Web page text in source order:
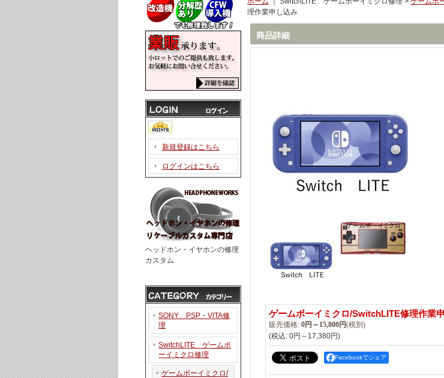
新規登録はこちら
ログインはこちら
ヘッドホン・イヤホンの修理
カスタム
SONY PSP・VITA修
理
SwitchLITE ゲームボ
ーイミクロ修理
ゲームボーイミクロ/
理作業申し込み
商品詳細
ゲームボーイミクロ/SwitchLITE修理作業
販売価格: 0円～15,800円(税別)
(税込: 0円～17,380円)
Facebookでシェア